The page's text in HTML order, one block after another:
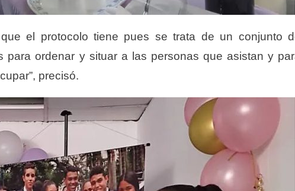
queel protocolo tiene pues se trata de un conjunto
para ordenar y situar a las personas que asistan y
precisó.